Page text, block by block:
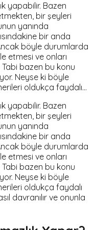
yapabilir. Bazen
bir şeyleri
yanında
bir anda
böyle durumlarda
etmesi ve onları
Tabi bazen bu konu
Neyse ki böyle
oldukça faydalı…
yapabilir. Bazen
bir şeyleri
yanında
bir anda
böyle durumlarda
etmesi ve onları
Tabi bazen bu konu
Neyse ki böyle
oldukça faydalı
davranılır ve onunla